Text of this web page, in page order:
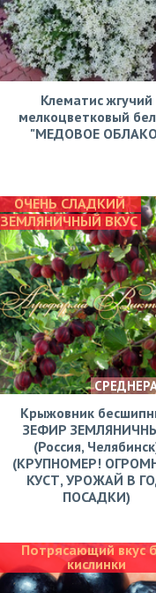
Клематис жгучий
мелкоцветковый
"МЕДОВОЕ
ОЧЕНЬ СЛАДКИЙ
ЗЕМЛЯНИЧНЫЙ ВКУС
Крыжовник
ЗЕФИР
(Россия,
(КРУПНОМЕР!
КУСТ, УРОЖАЙ В
ПОСАДКИ)
Потрясающий вкус
кислинки